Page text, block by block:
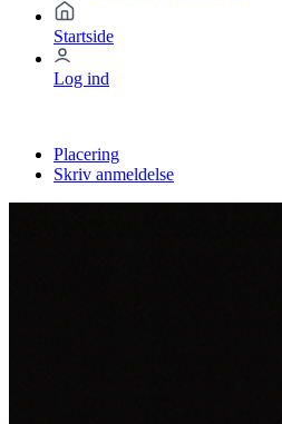
Startside
Log ind
Placering
Skriv anmeldelse